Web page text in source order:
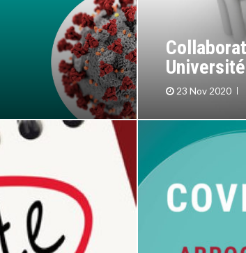
23 Nov 2020